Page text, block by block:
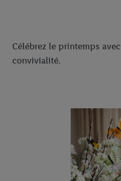
Célébrez le printemps
convivialité.